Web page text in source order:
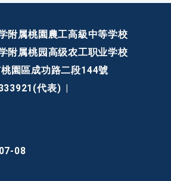
附属桃園農工高級中等学校
附属桃园高级农工职业学校
園區成功路二段144號
代表)
08